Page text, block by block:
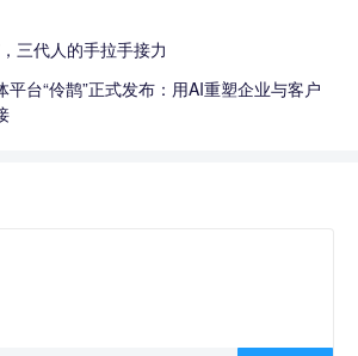
，三代人的手拉手接力
平台“伶鹊”正式发布：用AI重塑企业与客户